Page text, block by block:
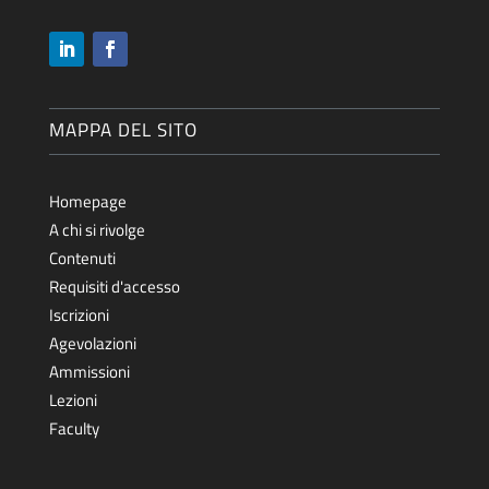
MAPPA DEL SITO
Homepage
A chi si rivolge
Contenuti
Requisiti d'accesso
Iscrizioni
Agevolazioni
Ammissioni
Lezioni
Faculty